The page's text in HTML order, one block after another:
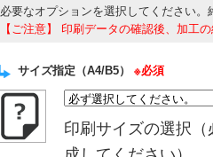
必要なオプションを選択してください。
【ご注意】
印刷データの確認後、加工
サイズ指定（A4/B5） ※必須
印刷サイズの選択